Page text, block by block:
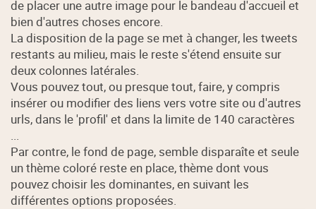
de placer une autre image pour le bandeau d'accueil et
bien d'autres choses encore.
La disposition de la page se met à changer, les tweets
restants au milieu, mais le reste s'étend ensuite sur
deux colonnes latérales.
Vous pouvez tout, ou presque tout, faire, y compris
insérer ou modifier des liens vers votre site ou d'autres
urls, dans le 'profil' et dans la limite de 140 caractères
...
Par contre, le fond de page, semble disparaîte et seule
un thème coloré reste en place, thème dont vous
pouvez choisir les dominantes, en suivant les
différentes options proposées.